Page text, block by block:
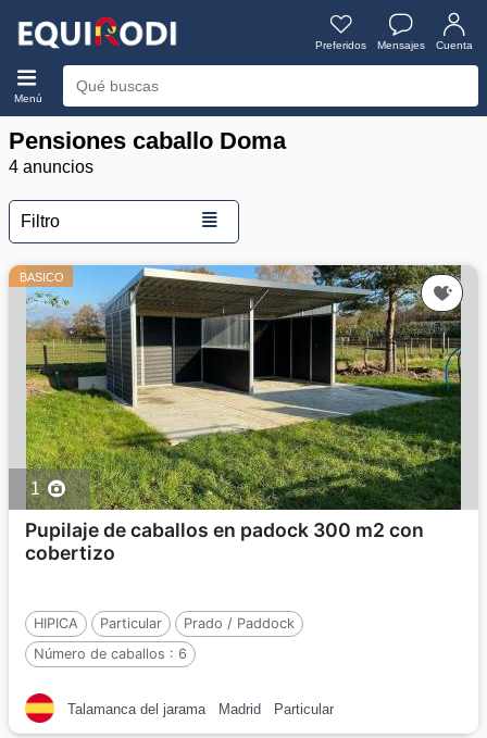
Preferidos Mensajes Cuenta
Menú
Pensiones caballo Doma
4 anuncios
Filtro ≣
BASICO
1
Pupilaje de caballos en padock 300 m2 con
cobertizo
HIPICA Particular
Prado / Paddock
Número de caballos : 6
Talamanca del jarama Madrid Particular